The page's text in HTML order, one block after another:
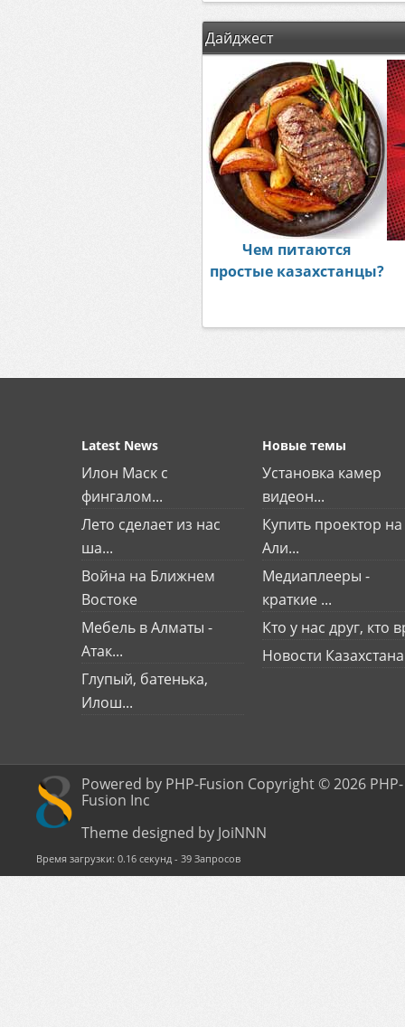
Дайджест
Чем питаются
простые казахстанцы?
Latest News
Илон Маск с
фингалом...
Лето сделает из нас
ша...
Война на Ближнем
Востоке
Мебель в Алматы -
Атак...
Глупый, батенька,
Илош...
Новые темы
Установка камер
видеон...
Купить проектор на
Али...
Медиаплееры -
краткие ...
Кто у нас друг, кто
Новости Казахстана
Powered by PHP-Fusion Copyright © 2026 PHP-
Fusion Inc
Theme designed by JoiNNN
Время загрузки: 0.16 секунд - 39 Запросов